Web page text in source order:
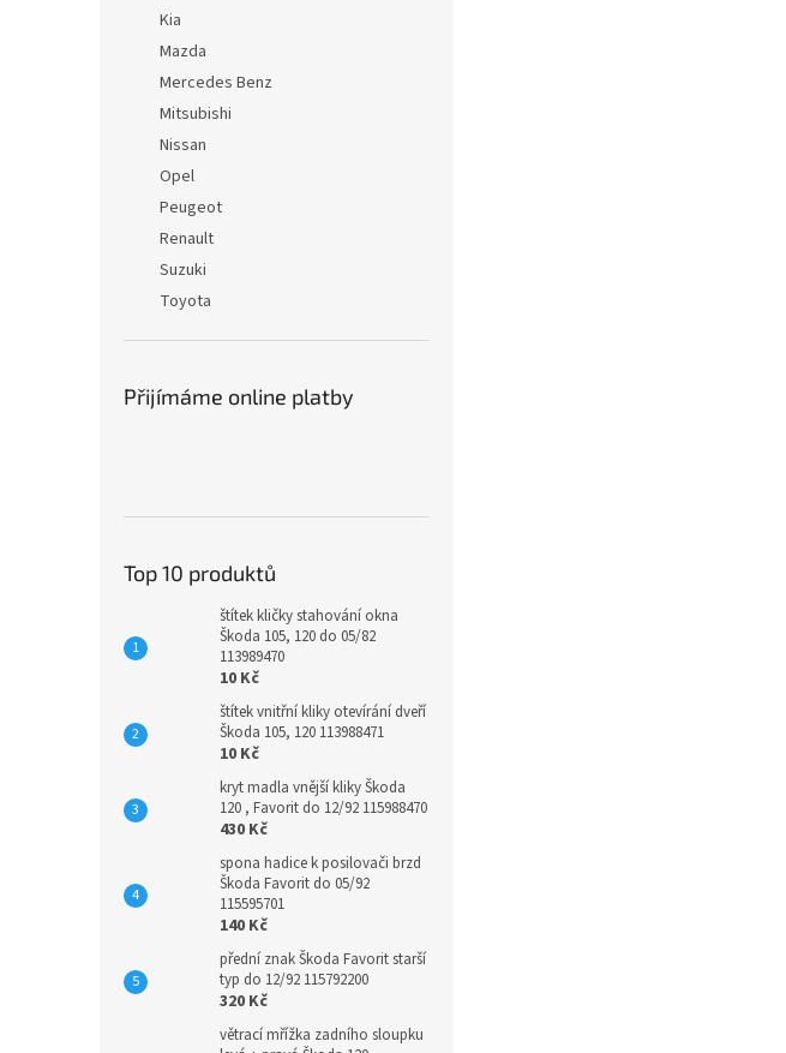
Kia
Mazda
Mercedes Benz
Mitsubishi
Nissan
Opel
Peugeot
Renault
Suzuki
Toyota
Přijímáme online platby
Top 10 produktů
štítek kličky stahování okna
Škoda 105, 120 do 05/82
113989470
10 Kč
štítek vnitřní kliky otevírání dveří
Škoda 105, 120 113988471
10 Kč
kryt madla vnější kliky Škoda
120 , Favorit do 12/92 115988470
430 Kč
spona hadice k posilovači brzd
Škoda Favorit do 05/92
115595701
140 Kč
přední znak Škoda Favorit starší
typ do 12/92 115792200
320 Kč
větrací mřížka zadního sloupku